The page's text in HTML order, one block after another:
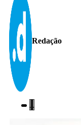
Redação